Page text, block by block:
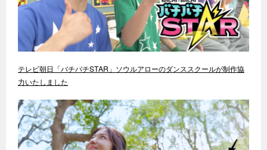
テレビ朝日「バチバチSTAR」ソウルアローのダンススクールが制作協
力いたしました